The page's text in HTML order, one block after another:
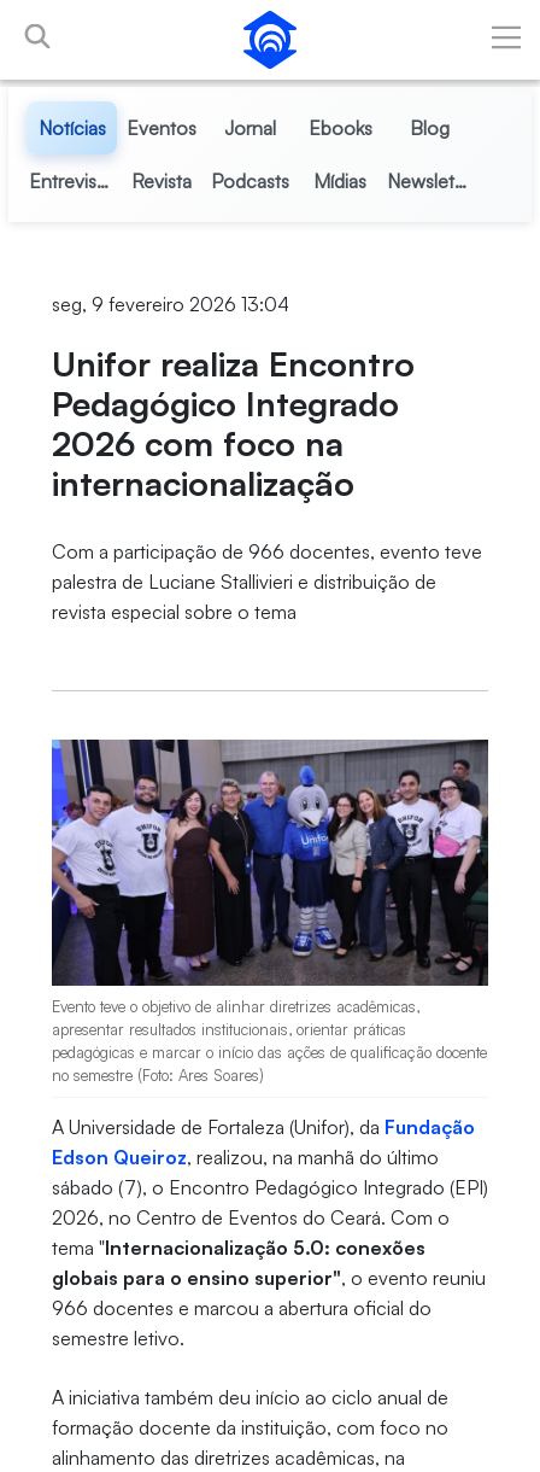
Pular para o Conteúdo principal
Notícias Eventos Jornal Ebooks Blog
Entrevistas Revista Podcasts Mídias Newsletter
seg, 9 fevereiro 2026 13:04
Unifor realiza Encontro
Pedagógico Integrado
2026 com foco na
internacionalização
Com a participação de 966 docentes, evento teve
palestra de Luciane Stallivieri e distribuição de
revista especial sobre o tema
Evento teve o objetivo de alinhar diretrizes acadêmicas,
apresentar resultados institucionais, orientar práticas
pedagógicas e marcar o início das ações de qualificação docente
no semestre (Foto: Ares Soares)
A Universidade de Fortaleza (Unifor), da Fundação
Edson Queiroz, realizou, na manhã do último
sábado (7), o Encontro Pedagógico Integrado (EPI)
2026, no Centro de Eventos do Ceará. Com o
tema "Internacionalização 5.0: conexões
globais para o ensino superior", o evento reuniu
966 docentes e marcou a abertura oficial do
semestre letivo.
A iniciativa também deu início ao ciclo anual de
formação docente da instituição, com foco no
alinhamento das diretrizes acadêmicas, na